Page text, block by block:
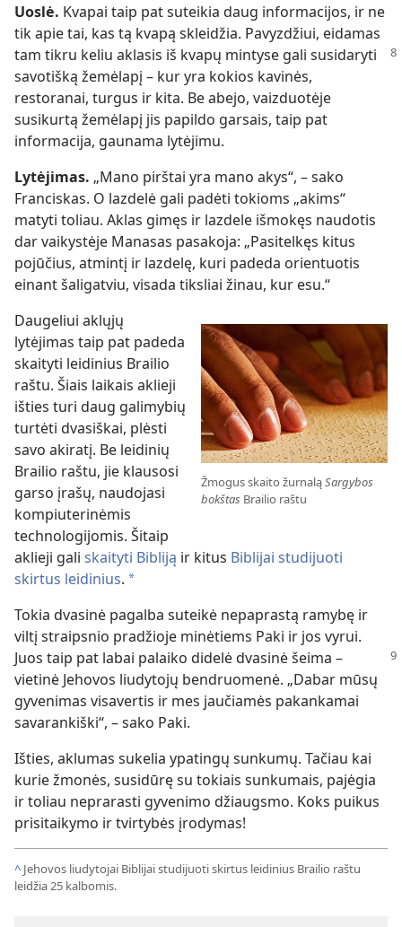
Uoslė. Kvapai taip pat suteikia daug informacijos, ir ne
tik apie tai, kas tą kvapą skleidžia. Pavyzdžiui, eidamas
tam tikru keliu aklasis iš kvapų mintyse gali susidaryti
savotišką žemėlapį – kur yra kokios kavinės,
restoranai, turgus ir kita. Be abejo, vaizduotėje
susikurtą žemėlapį jis papildo garsais, taip pat
informacija, gaunama lytėjimu.
Lytėjimas. „Mano pirštai yra mano akys“, – sako
Franciskas. O lazdelė gali padėti tokioms „akims“
matyti toliau. Aklas gimęs ir lazdele išmokęs naudotis
dar vaikystėje Manasas pasakoja: „Pasitelkęs kitus
pojūčius, atmintį ir lazdelę, kuri padeda orientuotis
einant šaligatviu, visada tiksliai žinau, kur esu.“
Žmogus skaito žurnaląSargybos
bokštas Brailio raštu
Daugeliui aklųjų
lytėjimas taip pat padeda
skaityti leidinius Brailio
raštu. Šiais laikais aklieji
išties turi daug galimybių
turtėti dvasiškai, plėsti
savo akiratį. Be leidinių
Brailio raštu, jie klausosi
garso įrašų, naudojasi
kompiuterinėmis
technologijomis. Šitaip
aklieji gali skaityti Bibliją ir kitus Biblijai studijuoti
skirtus leidinius. *
Tokia dvasinė pagalba suteikė nepaprastą ramybę ir
viltį straipsnio pradžioje minėtiems Paki ir jos vyrui.
Juos taip pat labai palaiko didelė dvasinė šeima –
vietinė Jehovos liudytojų bendruomenė. „Dabar mūsų
gyvenimas visavertis ir mes jaučiamės pakankamai
savarankiški“, – sako Paki.
Išties, aklumas sukelia ypatingų sunkumų. Tačiau kai
kurie žmonės, susidūrę su tokiais sunkumais, pajėgia
ir toliau neprarasti gyvenimo džiaugsmo. Koks puikus
prisitaikymo ir tvirtybės įrodymas!
^ Jehovos liudytojai Biblijai studijuoti skirtus leidinius Brailio raštu
leidžia 25 kalbomis.